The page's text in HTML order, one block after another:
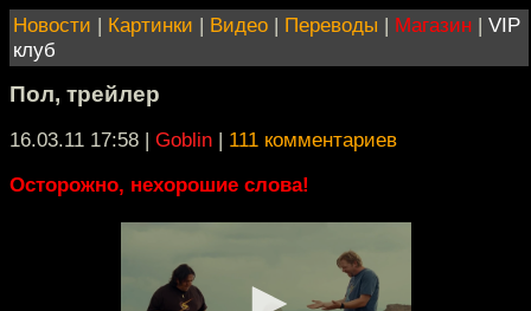
Новости | Картинки | Видео | Переводы | Магазин | VIP
клуб
Пол, трейлер
16.03.11 17:58 | Goblin | 111 комментариев
Осторожно, нехорошие слова!